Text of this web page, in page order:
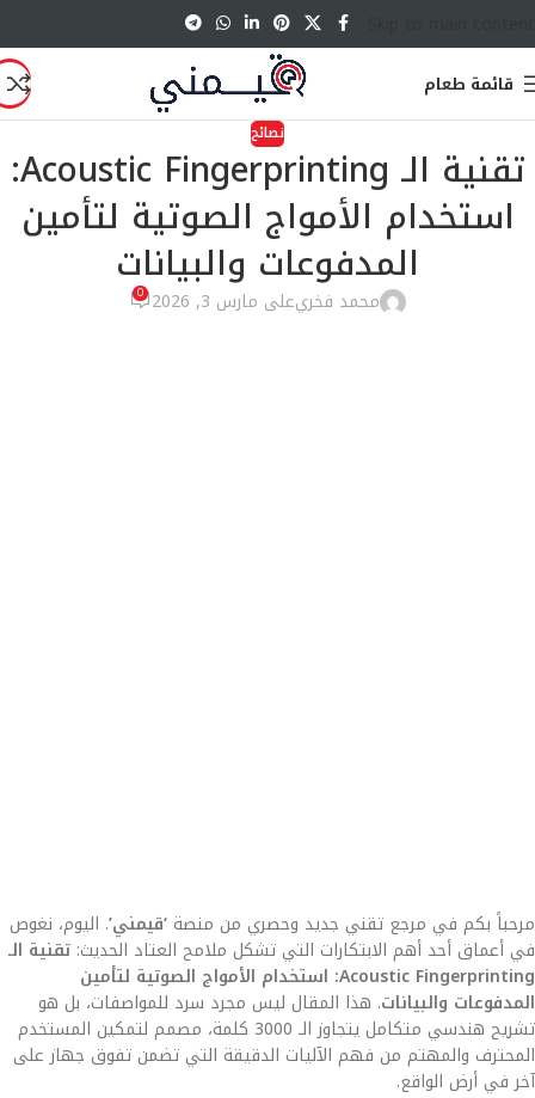
قائمة طعام
نصائح
تقنية الـ Acoustic Fingerprinting:
استخدام الأمواج الصوتية لتأمين
المدفوعات والبيانات
محمد فخريعلى مارس 3, 2026 0
مرحباً بكم في مرجع تقني جديد وحصري من منصة ‘قيمني’. اليوم، نغوص
في أعماق أحد أهم الابتكارات التي تشكل ملامح العتاد الحديث: تقنية الـ
Acoustic Fingerprinting: استخدام الأمواج الصوتية لتأمين
المدفوعات والبيانات. هذا المقال ليس مجرد سرد للمواصفات، بل هو
تشريح هندسي متكامل يتجاوز الـ 3000 كلمة، مصمم لتمكين المستخدم
المحترف والمهتم من فهم الآليات الدقيقة التي تضمن تفوق جهاز على
آخر في أرض الواقع.